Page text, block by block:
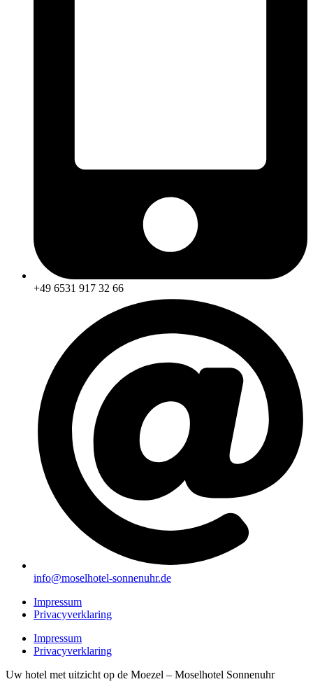
+49 6531 917 32 66
info@moselhotel-sonnenuhr.de
Impressum
Privacyverklaring
Impressum
Privacyverklaring
Uw hotel met uitzicht op de Moezel – Moselhotel Sonnenuhr